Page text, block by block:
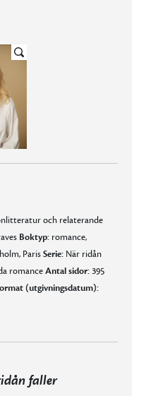
och relaterande
Boktyp:romance,
ParisSerie: När ridån
romanceAntal sidor:395
(utgivningsdatum):
faller